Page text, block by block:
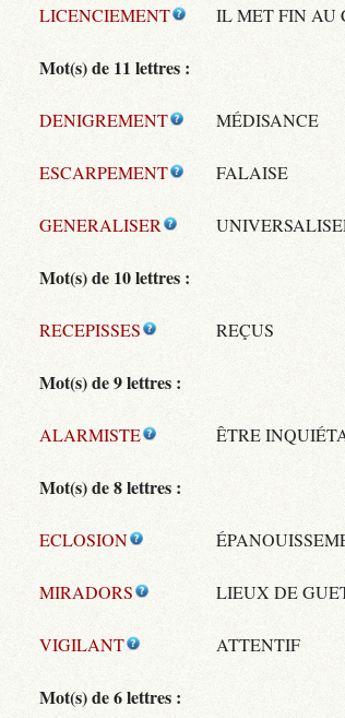
LICENCIEMENT IL MET FIN AU
Mot(s) de 11 lettres :
DENIGREMENT MÉDISANCE
ESCARPEMENT FALAISE
GENERALISER
Mot(s) de 10 lettres :
RECEPISSES REÇUS
Mot(s) de 9 lettres :
ALARMISTE ÊTRE
Mot(s) de 8 lettres :
ECLOSION
MIRADORS LIEUX DE
VIGILANT ATTENTIF
Mot(s) de 6 lettres :